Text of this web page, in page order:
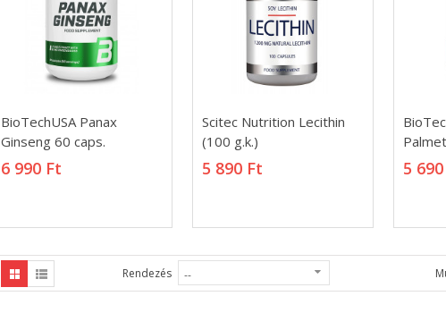
Whey-Waffer 32%
35g
490 Ft
Xtreme Napalm Pre-
5 990 Ft
BioTechUSA Panax
Ginseng 60 caps.
6 990 Ft
BioTechUSA Panax
Ginseng 60 caps.
6 990 Ft
Scitec Nutrition Lecithin
(100 g.k.)
5 890 Ft
Scitec Nutrition Lecithin
(100 g.k.)
5 890 Ft 5
5
Rendezés